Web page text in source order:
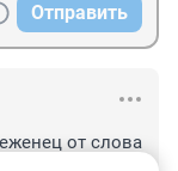
Отправить
от слова